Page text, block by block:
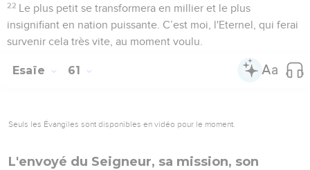
22 Le plus petit se transformera en millier et le plus
insignifiant en nation puissante. C’est moi, l'Eternel, qui ferai
survenir cela très vite, au moment voulu.
Esaïe 61
Seuls les Évangiles sont disponibles en vidéo pour le moment.
L'envoyé du Seigneur, sa mission, son